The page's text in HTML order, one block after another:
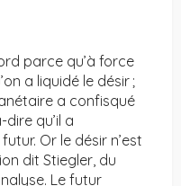
parce qu’à force
a liquidé le désir ;
a confisqué
qu’il a
Or le désir n’est
dit Stiegler, du
Le futur